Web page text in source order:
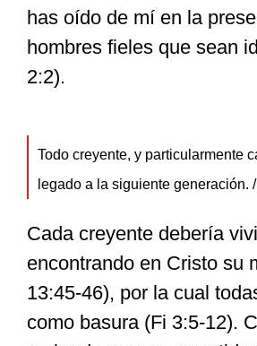
has oído de mí en la
hombres fieles que sean
2:2).
Todo creyente, y particularmente
legado a la siguiente generación.
Cada creyente debería
encontrando en Cristo su
13:45-46), por la cual
como basura (Fi 3:5-12).